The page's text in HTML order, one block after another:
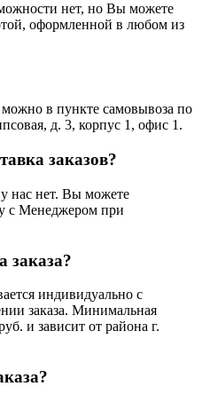
нет, но Вы можете
оформленной в любом из
можно в пункте самовывоза по
д. 3, корпус 1, офис 1.
заказов?
у нас нет. Вы можете
с Менеджером при
заказа?
индивидуально с
заказа. Минимальная
и зависит от района г.